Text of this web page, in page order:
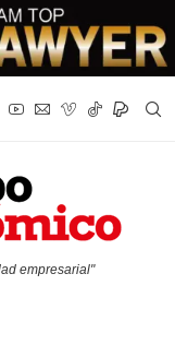
empresarial"